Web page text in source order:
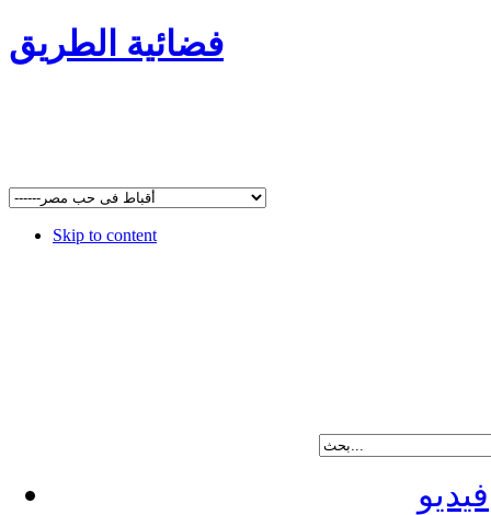
فضائية الطريق
Skip to content
فيديو